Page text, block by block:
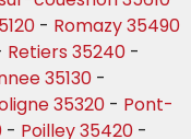
- Romazy 35490
Retiers 35240 -
35130 -
35320 - Pont-
- Poilley 35420 -